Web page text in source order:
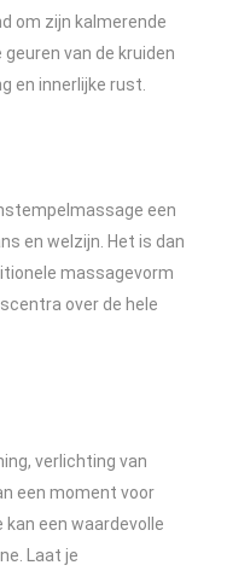
om zijn kalmerende
van de kruiden
en innerlijke rust.
een
en welzijn. Het is dan
massagevorm
over de hele
verlichting van
een moment voor
een waardevolle
Laat je